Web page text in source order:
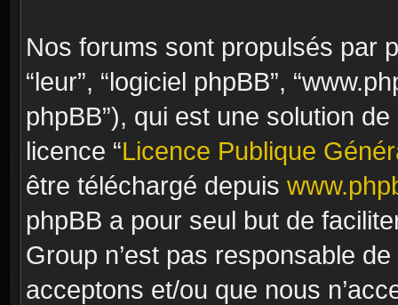
Nos forums sont propulsés par
“leur”, “logiciel phpBB”,
phpBB”), qui est une solution
licence “Licence Publique
être téléchargé depuis
phpBB a pour seul but de
Group n’est pas responsable
acceptons et/ou que nous